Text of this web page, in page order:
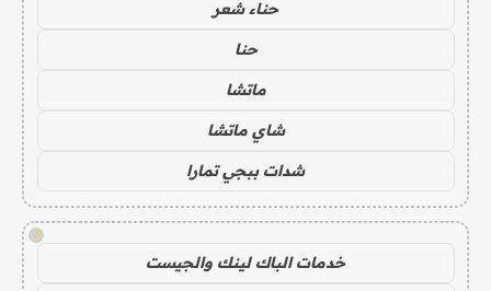
حناء شعر
حنا
ماتشا
شاي ماتشا
شدات ببجي تمارا
!
خدمات الباك لينك والجيست